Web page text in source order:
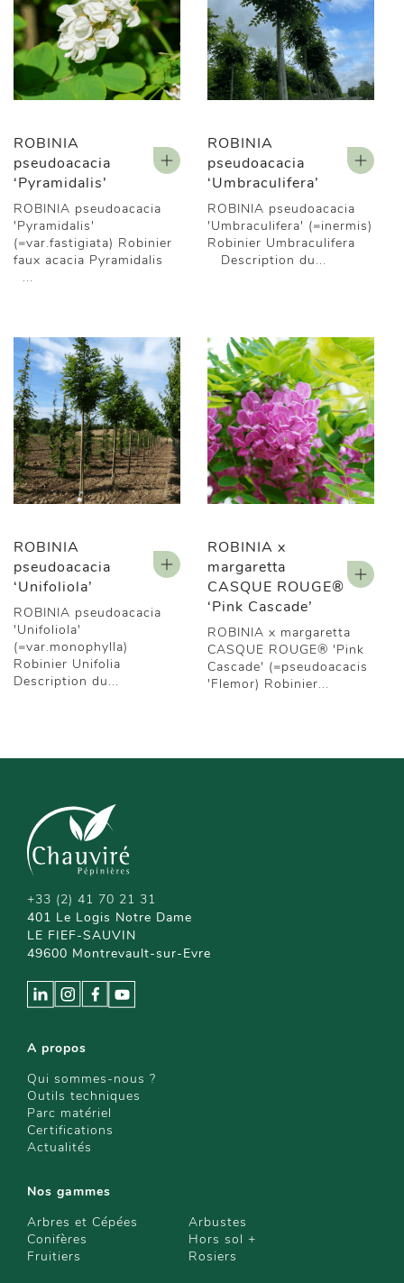
ROBINIA
pseudoacacia
‘Pyramidalis’
ROBINIA pseudoacacia
'Pyramidalis'
(=var.fastigiata) Robinier
faux acacia Pyramidalis
...
ROBINIA
pseudoacacia
‘Umbraculifera’
ROBINIA pseudoacacia
'Umbraculifera' (=inermis)
Robinier Umbraculifera
Description du...
ROBINIA
pseudoacacia
‘Unifoliola’
ROBINIA pseudoacacia
'Unifoliola'
(=var.monophylla)
Robinier Unifolia
Description du...
ROBINIA x
margaretta
CASQUE ROUGE®
‘Pink Cascade’
ROBINIA x margaretta
CASQUE ROUGE® 'Pink
Cascade' (=pseudoacacis
'Flemor) Robinier...
+33 (2) 41 70 21 31
401 Le Logis Notre Dame
LE FIEF-SAUVIN
49600 Montrevault-sur-Evre
A propos
Qui sommes-nous ?
Outils techniques
Parc matériel
Certifications
Actualités
Nos gammes
Arbres et Cépées
Arbustes
Conifères
Hors sol +
Fruitiers
Rosiers